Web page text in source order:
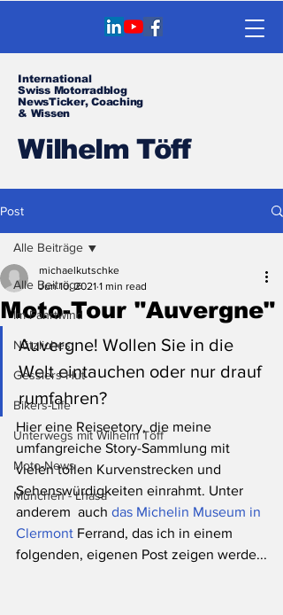
International
Swiss Motorradblog
NewsTicker, Coaching
& Wissen
Wilhelm Töff
Post
Alle Beiträge
Im Fahrtwind
Nützliches
Gesslers Hut
Bikers-Life
Unterwegs mit Wilhelm Töff
Moto-News
München - Lhasa
Alle Beiträge
Moto-Tour "Auvergne"
michaelkutschke
Jun 10, 2021 1 min read
Auvergne! Wollen Sie in die
Welt eintauchen oder nur drauf
rumfahren?
Hier eine Reiseetory, die meine
umfangreiche Story-Sammlung mit
vielen tollen Kurvenstrecken und
Sehenswürdigkeiten einrahmt. Unter
anderem  auch das Michelin Museum in
Clermont Ferrand, das ich in einem
folgenden, eigenen Post zeigen werde...